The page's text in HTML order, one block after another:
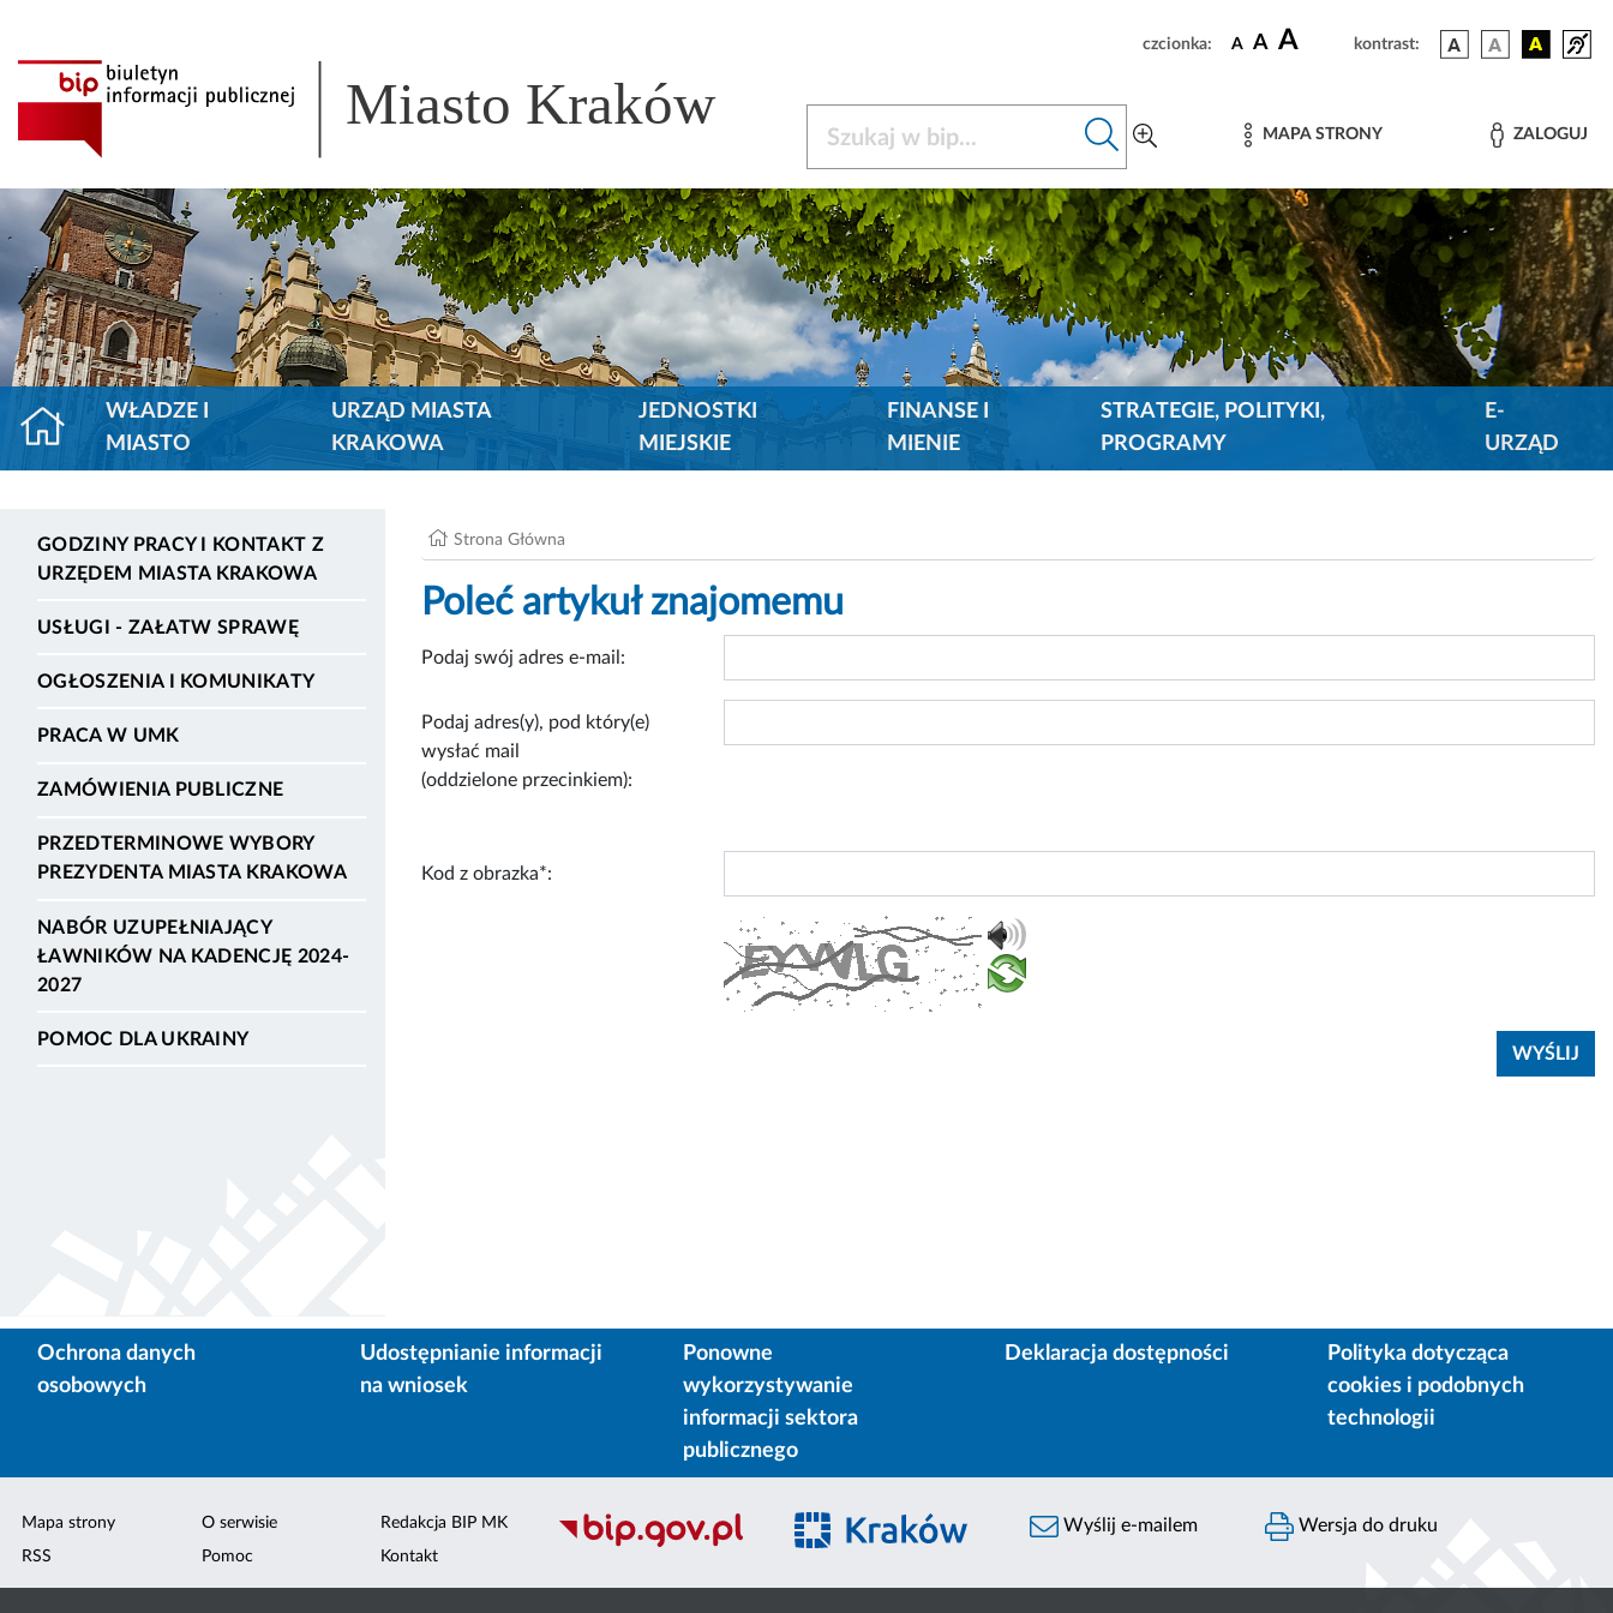
czcionka: A A A kontrast:
Miasto Kraków MAPA STRONY ZALOGUJ
WŁADZE I
MIASTO
URZĄD MIASTA
KRAKOWA
JEDNOSTKI
MIEJSKIE
FINANSE I
MIENIE
STRATEGIE, POLITYKI,
PROGRAMY
E-
URZĄD
GODZINY PRACY I KONTAKT Z
URZĘDEM MIASTA KRAKOWA
USŁUGI - ZAŁATW SPRAWĘ
OGŁOSZENIA I KOMUNIKATY
PRACA W UMK
ZAMÓWIENIA PUBLICZNE
PRZEDTERMINOWE WYBORY
PREZYDENTA MIASTA KRAKOWA
NABÓR UZUPEŁNIAJĄCY
ŁAWNIKÓW NA KADENCJĘ 2024-
2027
POMOC DLA UKRAINY
Strona Główna
Poleć artykuł znajomemu
Podaj swój adres e-mail:
Podaj adres(y), pod który(e)
wysłać mail
(oddzielone przecinkiem):
Kod z obrazka*:
Ochrona danych
osobowych
Udostępnianie informacji
na wniosek
Ponowne
wykorzystywanie
informacji sektora
publicznego
Deklaracja dostępności
Polityka dotycząca
cookies i podobnych
technologii
Mapa strony
RSS
O serwisie
Pomoc
Redakcja BIP MK
Kontakt
Wyślij e-mailem Wersja do druku